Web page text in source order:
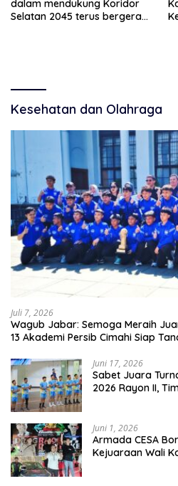
dalam mendukung Koridor
Selatan 2045 terus bergerak
Kesehatan dan Olahraga
Juli 7, 2026
Wagub Jabar: Semoga Meraih
13 Akademi Persib Cimahi Siap
Juni 17, 2026
Sabet Juara
2026 Rayon II,
Juni 1, 2026
Armada CESA
Kejuaraan Wali